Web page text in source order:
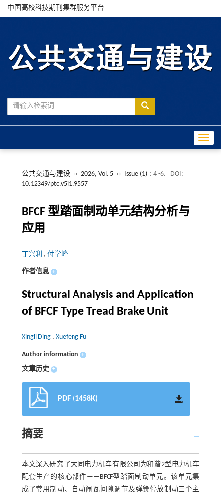
中国高校科技期刊集群服务平台
公共交通与建设 ›› 2026, Vol. 5 ›› Issue (1) : 4 -6.
DOI:
10.12349/ptc.v5i1.9557
BFCF 型踏面制动单元结构分析与
应用
丁兴利 , 付学峰
作者信息 +
Structural Analysis and Application
of BFCF Type Tread Brake Unit
Xingli Ding , Xuefeng Fu
Author information +
文章历史 +
PDF (1458K)
摘要
本文深入研究了大同电力机车有限公司为和谐2型电力机车
配套生产的核心部件——BFCF型踏面制动单元。该单元集
成了常用制动、自动闸瓦间隙调节及弹簧停放制动三个主